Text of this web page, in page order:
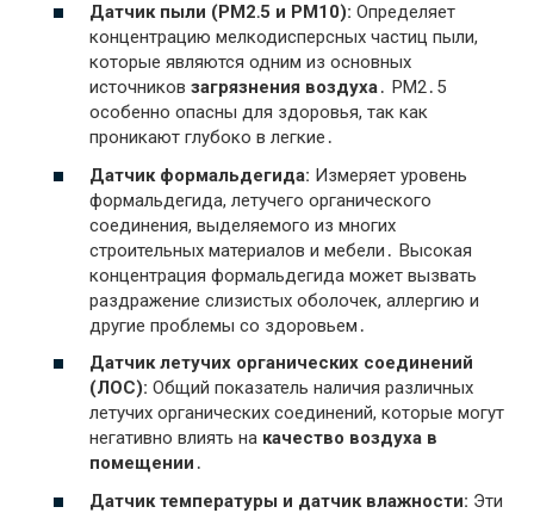
Датчик пыли (PM2․5 и PM10): Определяет
концентрацию мелкодисперсных частиц пыли,
которые являются одним из основных
источников загрязнения воздуха․ PM2․5
особенно опасны для здоровья, так как
проникают глубоко в легкие․
Датчик формальдегида: Измеряет уровень
формальдегида, летучего органического
соединения, выделяемого из многих
строительных материалов и мебели․ Высокая
концентрация формальдегида может вызвать
раздражение слизистых оболочек, аллергию и
другие проблемы со здоровьем․
Датчик летучих органических соединений
(ЛОС): Общий показатель наличия различных
летучих органических соединений, которые могут
негативно влиять на качество воздуха в
помещении ․
Датчик температуры и датчик влажности: Эти